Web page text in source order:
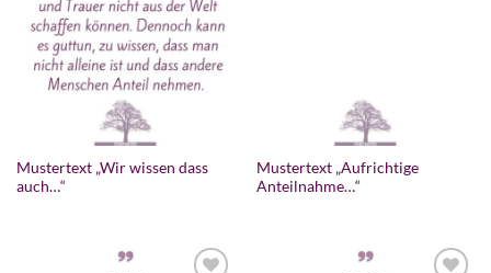
Mustertext „Wir wissen dass
auch…“
Mustertext „Aufrichtige
Anteilnahme…“